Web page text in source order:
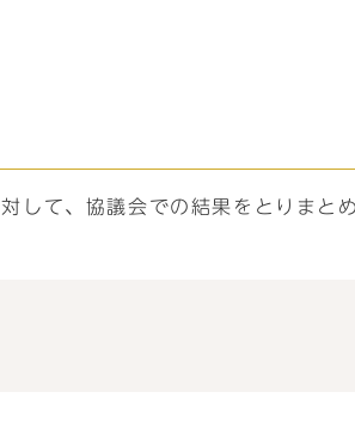
て、協議会での結果をとりまと